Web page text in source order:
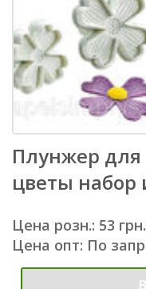
Плунжер для
цветы набор
Цена розн.: 53 грн.
Цена опт: По